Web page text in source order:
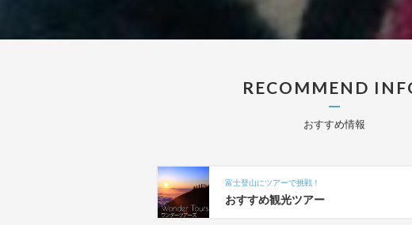
RECOMMEND
おすすめ情報
富士登山にツアーで挑戦！
おすすめ観光ツアー